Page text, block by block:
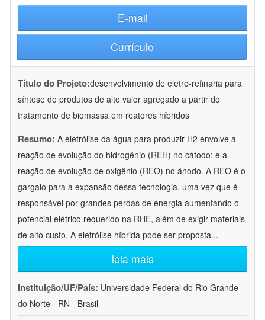
E-mail
Currículo
Título do Projeto:desenvolvimento de eletro-refinaria para
síntese de produtos de alto valor agregado a partir do
tratamento de biomassa em reatores híbridos
Resumo: A eletrólise da água para produzir H2 envolve a
reação de evolução do hidrogênio (REH) no cátodo; e a
reação de evolução de oxigênio (REO) no ânodo. A REO é o
gargalo para a expansão dessa tecnologia, uma vez que é
responsável por grandes perdas de energia aumentando o
potencial elétrico requerido na RHE, além de exigir materiais
de alto custo. A eletrólise híbrida pode ser proposta...
leia mais
Instituição/UF/País: Universidade Federal do Rio Grande
do Norte - RN - Brasil